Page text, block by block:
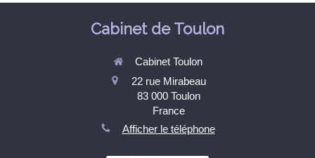
Cabinet de Toulon
Cabinet Toulon
22 rue Mirabeau
83 000 Toulon
France
Afficher le téléphone